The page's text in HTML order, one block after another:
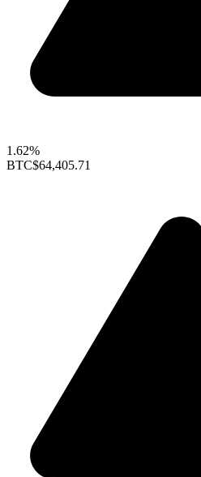
1.62%
BTC$64,405.71